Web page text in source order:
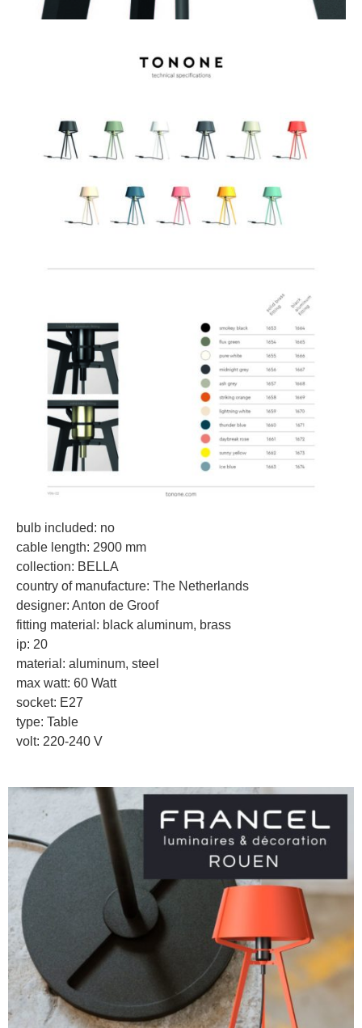
bulb included: no
cable length: 2900 mm
collection: BELLA
country of manufacture: The Netherlands
designer: Anton de Groof
fitting material: black aluminum, brass
ip: 20
material: aluminum, steel
max watt: 60 Watt
socket: E27
type: Table
volt: 220-240 V